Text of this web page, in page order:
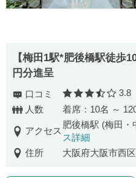
【梅田1駅*肥後橋駅徒歩
円分進呈
口コミ 口
3.8
人数
着席：10名 ～
アクセス
肥後橋駅 (梅田・
ス詳細
住所
大阪府大阪市西